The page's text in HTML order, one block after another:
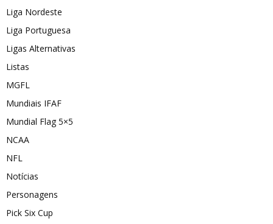
Liga Nordeste
Liga Portuguesa
Ligas Alternativas
Listas
MGFL
Mundiais IFAF
Mundial Flag 5×5
NCAA
NFL
Notícias
Personagens
Pick Six Cup